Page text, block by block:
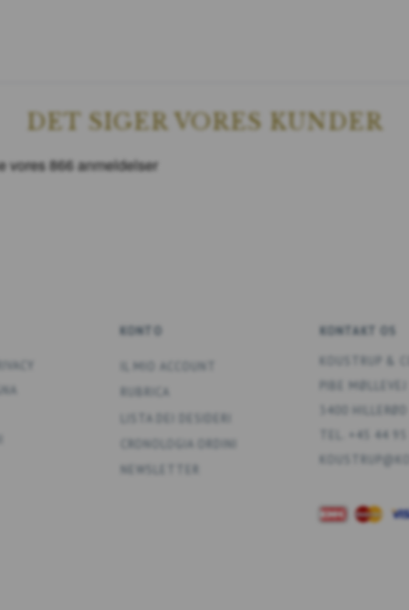
DET SIGER VORES KUNDER
KONTO
IL MIO ACCOUNT
NEWSLETTER
KONTAKT OS
PIBE MØLLEVEJ
3400 HILLERØD
TEL. +45 44 95